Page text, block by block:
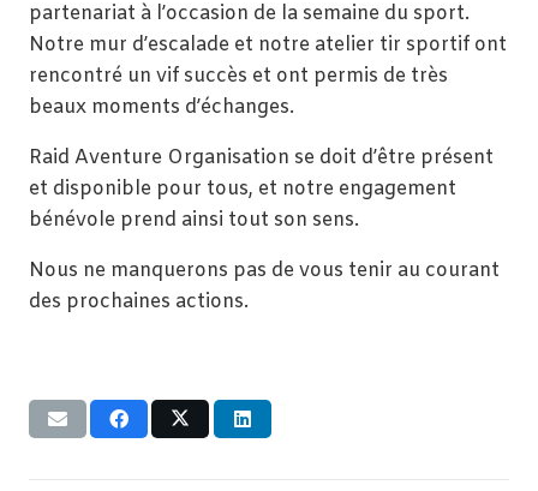
partenariat à l’occasion de la semaine du sport.
Notre mur d’escalade et notre atelier tir sportif ont
rencontré un vif succès et ont permis de très
beaux moments d’échanges.
Raid Aventure Organisation se doit d’être présent
et disponible pour tous, et notre engagement
bénévole prend ainsi tout son sens.
Nous ne manquerons pas de vous tenir au courant
des prochaines actions.